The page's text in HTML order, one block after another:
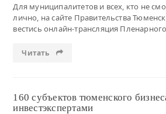
Для муниципалитетов и всех, кто не
лично, на сайте Правительства
вестись онлайн-трансляция
Читать
160 субъектов тюменского
инвестэкспертами